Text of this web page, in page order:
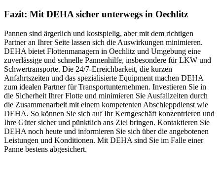
Fazit: Mit DEHA sicher unterwegs in Oechlitz
Pannen sind ärgerlich und kostspielig, aber mit dem richtigen
Partner an Ihrer Seite lassen sich die Auswirkungen minimieren.
DEHA bietet Flottenmanagern in Oechlitz und Umgebung eine
zuverlässige und schnelle Pannenhilfe, insbesondere für LKW und
Schwertransporte. Die 24/7-Erreichbarkeit, die kurzen
Anfahrtszeiten und das spezialisierte Equipment machen DEHA
zum idealen Partner für Transportunternehmen. Investieren Sie in
die Sicherheit Ihrer Flotte und minimieren Sie Ausfallzeiten durch
die Zusammenarbeit mit einem kompetenten Abschleppdienst wie
DEHA. So können Sie sich auf Ihr Kerngeschäft konzentrieren und
Ihre Güter sicher und pünktlich ans Ziel bringen. Kontaktieren Sie
DEHA noch heute und informieren Sie sich über die angebotenen
Leistungen und Konditionen. Mit DEHA sind Sie im Falle einer
Panne bestens abgesichert.